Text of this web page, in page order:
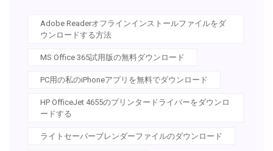
Adobe Readerオフラインインストールファイルをダ
ウンロードする方法
MS Office 365試用版の無料ダウンロード
PC用の私のiPhoneアプリを無料でダウンロード
HP OfficeJet 4655のプリンタードライバーをダウンロ
ードする
ライトセーバーブレンダーファイルのダウンロード